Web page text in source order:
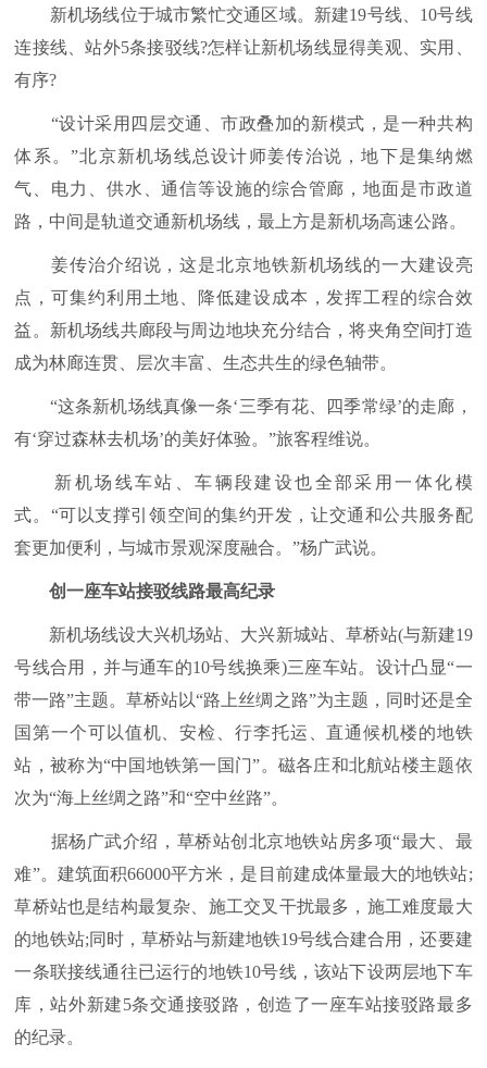
新机场线位于城市繁忙交通区域。新建19号线、10号线
连接线、站外5条接驳线?怎样让新机场线显得美观、实用、
有序?
“设计采用四层交通、市政叠加的新模式，是一种共构
体系。”北京新机场线总设计师姜传治说，地下是集纳燃
气、电力、供水、通信等设施的综合管廊，地面是市政道
路，中间是轨道交通新机场线，最上方是新机场高速公路。
姜传治介绍说，这是北京地铁新机场线的一大建设亮
点，可集约利用土地、降低建设成本，发挥工程的综合效
益。新机场线共廊段与周边地块充分结合，将夹角空间打造
成为林廊连贯、层次丰富、生态共生的绿色轴带。
“这条新机场线真像一条‘三季有花、四季常绿’的走廊，
有‘穿过森林去机场’的美好体验。”旅客程维说。
新机场线车站、车辆段建设也全部采用一体化模
式。“可以支撑引领空间的集约开发，让交通和公共服务配
套更加便利，与城市景观深度融合。”杨广武说。
创一座车站接驳线路最高纪录
新机场线设大兴机场站、大兴新城站、草桥站(与新建19
号线合用，并与通车的10号线换乘)三座车站。设计凸显“一
带一路”主题。草桥站以“路上丝绸之路”为主题，同时还是全
国第一个可以值机、安检、行李托运、直通候机楼的地铁
站，被称为“中国地铁第一国门”。磁各庄和北航站楼主题依
次为“海上丝绸之路”和“空中丝路”。
据杨广武介绍，草桥站创北京地铁站房多项“最大、最
难”。建筑面积66000平方米，是目前建成体量最大的地铁站;
草桥站也是结构最复杂、施工交叉干扰最多，施工难度最大
的地铁站;同时，草桥站与新建地铁19号线合建合用，还要建
一条联接线通往已运行的地铁10号线，该站下设两层地下车
库，站外新建5条交通接驳路，创造了一座车站接驳路最多
的纪录。